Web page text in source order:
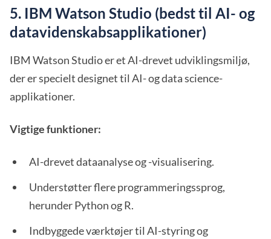
5. IBM Watson Studio (bedst til AI- og
datavidenskabsapplikationer)
IBM Watson Studio er et AI-drevet udviklingsmiljø,
der er specielt designet til AI- og data science-
applikationer.
Vigtige funktioner:
AI-drevet dataanalyse og -visualisering.
Understøtter flere programmeringssprog,
herunder Python og R.
Indbyggede værktøjer til AI-styring og